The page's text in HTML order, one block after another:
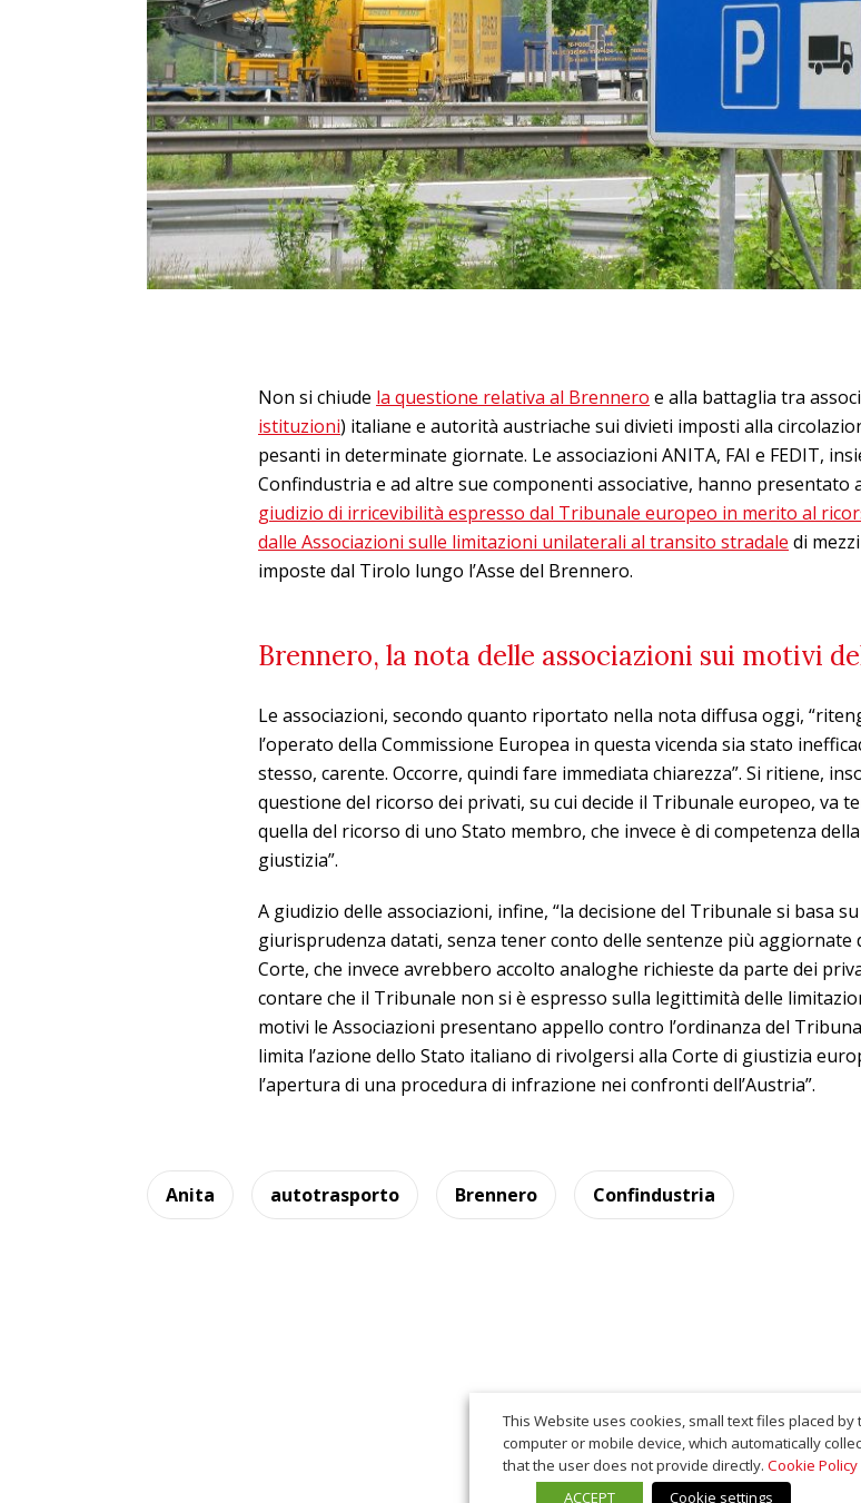
Non si chiude la questione relativa al Brennero e alla battaglia tra
istituzioni) italiane e autorità austriache sui divieti imposti alla
pesanti in determinate giornate. Le associazioni ANITA, FAI e FEDIT,
Confindustria e ad altre sue componenti associative, hanno presentato
giudizio di irricevibilità espresso dal Tribunale europeo in merito al
dalle Associazioni sulle limitazioni unilaterali al transito stradale di
imposte dal Tirolo lungo l’Asse del Brennero.
Brennero, la nota delle associazioni sui motivi
Le associazioni, secondo quanto riportato nella nota diffusa oggi,
l’operato della Commissione Europea in questa vicenda sia stato
stesso, carente. Occorre, quindi fare immediata chiarezza”. Si ritiene,
questione del ricorso dei privati, su cui decide il Tribunale europeo, va
quella del ricorso di uno Stato membro, che invece è di competenza
giustizia”.
A giudizio delle associazioni, infine, “la decisione del Tribunale si basa
giurisprudenza datati, senza tener conto delle sentenze più aggiornate
Corte, che invece avrebbero accolto analoghe richieste da parte dei
contare che il Tribunale non si è espresso sulla legittimità delle
motivi le Associazioni presentano appello contro l’ordinanza del
limita l’azione dello Stato italiano di rivolgersi alla Corte di giustizia
l’apertura di una procedura di infrazione nei confronti dell’Austria”.
Anita autotrasporto Brennero Confindustria
This Website uses cookies, small text files placed by
computer or mobile device, which automatically
that the user does not provide directly. Cookie Policy
ACCEPT
Cookie settings